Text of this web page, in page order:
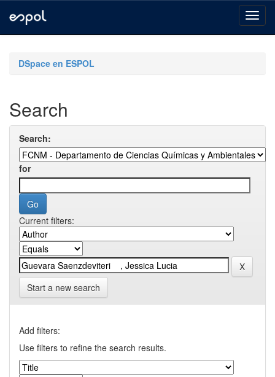
navigationDSpace en ESPOL
Search
Search:
for
Current filters:
Start a new search
Add filters:
Use filters to refine the search results.